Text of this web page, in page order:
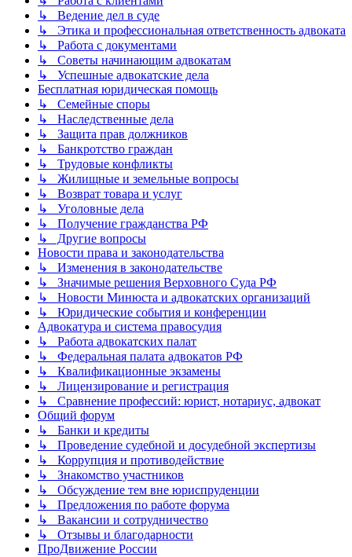
↳ Ведение дел в суде
↳ Этика и профессиональная ответственность адвоката
↳ Работа с документами
↳ Советы начинающим адвокатам
↳ Успешные адвокатские дела
Бесплатная юридическая помощь
↳ Семейные споры
↳ Наследственные дела
↳ Защита прав должников
↳ Банкротство граждан
↳ Трудовые конфликты
↳ Жилищные и земельные вопросы
↳ Возврат товара и услуг
↳ Уголовные дела
↳ Получение гражданства РФ
↳ Другие вопросы
Новости права и законодательства
↳ Изменения в законодательстве
↳ Значимые решения Верховного Суда РФ
↳ Новости Минюста и адвокатских организаций
↳ Юридические события и конференции
Адвокатура и система правосудия
↳ Работа адвокатских палат
↳ Федеральная палата адвокатов РФ
↳ Квалификационные экзамены
↳ Лицензирование и регистрация
↳ Сравнение профессий: юрист, нотариус, адвокат
Общий форум
↳ Банки и кредиты
↳ Проведение судебной и досудебной экспертизы
↳ Коррупция и противодействие
↳ Знакомство участников
↳ Обсуждение тем вне юриспруденции
↳ Предложения по работе форума
↳ Вакансии и сотрудничество
↳ Отзывы и благодарности
ПроДвижение России